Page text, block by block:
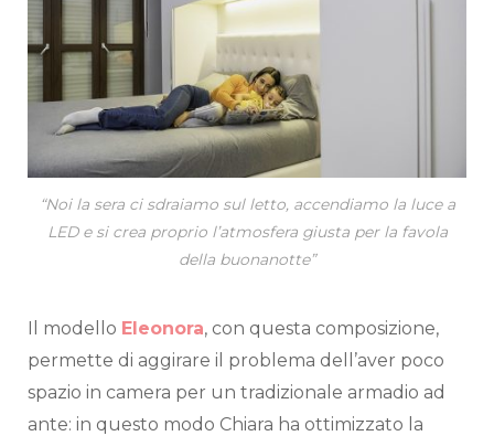
“Noi la sera ci sdraiamo sul letto, accendiamo la luce a
LED e si crea proprio l’atmosfera giusta per la favola
della buonanotte”
Il modello Eleonora, con questa composizione,
permette di aggirare il problema dell’aver poco
spazio in camera per un tradizionale armadio ad
ante: in questo modo Chiara ha ottimizzato la